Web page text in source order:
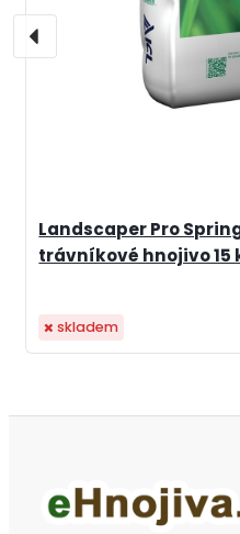
Landscaper Pro
trávníkové hnojivo 15
skladem